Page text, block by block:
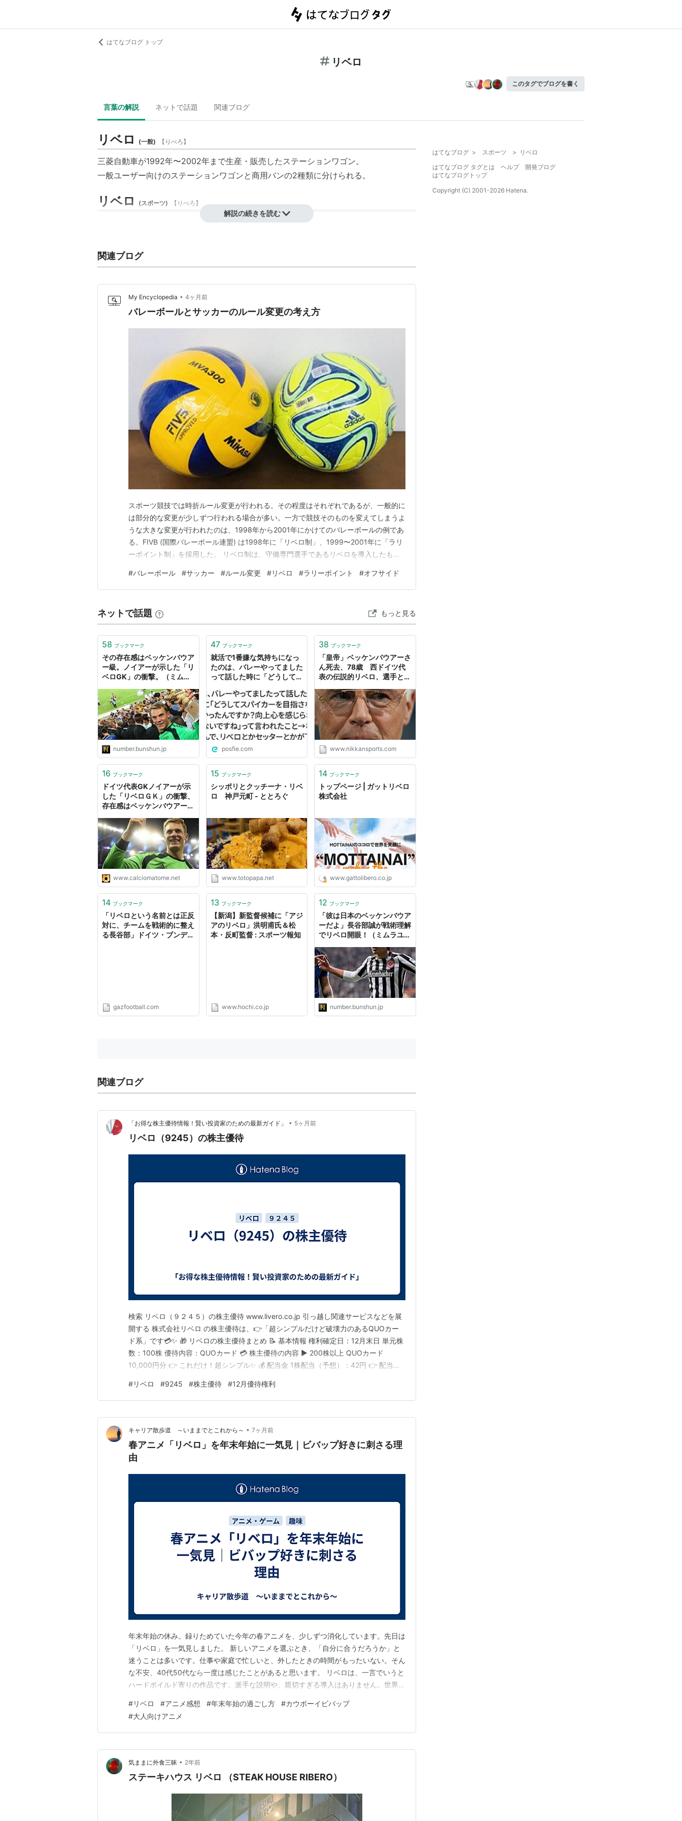
はてなブログ トップ
リベロ
このタグでブログを書く
言葉の解説 ネットで話題 関連ブログ
リベロ (一般) 【 りべろ】
三菱自動車が1992年〜2002年まで生産・販売したステーションワゴン。
一般ユーザー向けのステーションワゴンと商用バンの2種類に分けられる。
リベロ (スポーツ) 【 りべろ】
サッカーにおけるセンターバックの別名で、DFラインを統率し、攻撃にも参加する
プレーヤーを表す。フランツ・ベッケンバウアーが元祖。
6人制バレーボールにおける守備専門ポジション。後衛のプレーヤーとしてのみ試合
に参加し、後衛にいるどのプレーヤーとも交代することができるが、サーブやブロッ
クをすることはできない。その他のプレーヤーと異なった色のユニフォームを着用す
解説の続きを読む
関連ブログ
My Encyclopedia • 4ヶ月前
バレーボールとサッカーのルール変更の考え方
スポーツ競技では時折ルール変更が行われる。その程度はそれぞれであるが、一般的に
は部分的な変更が少しずつ行われる場合が多い。一方で競技そのものを変えてしまうよ
うな大きな変更が行われたのは、1998年から2001年にかけてのバレーボールの例であ
る。FIVB (国際バレーボール連盟) は1998年に「リベロ制」、1999〜2001年に「ラリ
ーポイント制」を採用した。 リベロ制は、守備専門選手であるリベロを導入したもの
があった。リベロの登場でレシーブ専門の選手が参加できるようになり、ラリーが続き
やすく観戦もさらに盛り上がるよ…
#バレーボール #サッカー #ルール変更 #リベロ #ラリーポイント #オフサイド
ネットで話題 もっと見る
58 ブックマーク
その存在感はベッケンバウア
ー級。ノイアーが示した「リ
ベロGK」の衝撃。（ミムラ
number.bunshun.jp
47 ブックマーク
就活で1番嫌な気持ちになっ
たのは、バレーやってました
って話した時に「どうしてス
ですか？向上心を感じられな
いですね」って言われたこと
→なんで、リベロとかセッタ
ーとかが下でアタッカーが上
なんだと
posfie.com
38 ブックマーク
「皇帝」ベッケンバウアーさ
ん死去、78歳 西ドイツ代
表の伝説的リベロ、選手と監
: 日刊スポーツ
www.nikkansports.com
16 ブックマーク
ドイツ代表GKノイアーが示
した「リベロＧＫ」の衝撃、
存在感はベッケンバウアー
ルを構築か？
www.calciomatome.net
15 ブックマーク
シッポリとクッチーナ・リベ
ロ 神戸元町 - ととろぐ
www.totopapa.net
14 ブックマーク
トップページ | ガットリベロ
株式会社
www.gattolibero.co.jp
14 ブックマーク
「リベロという名前とは正反
対に、チームを戦術的に整え
る長谷部」ドイツ・ブンデス
gazfootball.com
13 ブックマーク
【新潟】新監督候補に「アジ
アのリベロ」洪明甫氏＆松
本・反町監督 : スポーツ報知
www.hochi.co.jp
12 ブックマーク
「彼は日本のベッケンバウア
ーだよ」長谷部誠が戦術理解
でリベロ開眼！（ミムラユウ
number.bunshun.jp
関連ブログ
「お得な株主優待情報！賢い投資家のための最新ガイド」 • 5ヶ月前
リベロ（9245）の株主優待
検索 リベロ（９２４５）の株主優待 www.livero.co.jp 引っ越し関連サービスなどを展
開する 株式会社リベロ の株主優待は、👉「超シンプルだけど破壊力のあるQUOカー
ド系」です💳✨ 🎁 リベロの株主優待まとめ 📝 基本情報 権利確定日：12月末日 単元株
数：100株 優待内容：QUOカード 💳 株主優待の内容 ▶ 200株以上 QUOカード
10,000円分 👉 これだけ！超シンプル✨ 💰 配当金 1株配当（予想）：42円 👉 配当も
等レベル✔ 条件がシンプル（長期縛りなし）✔ 配当もそこそ…
#リベロ #9245 #株主優待 #12月優待権利
キャリア散歩道 ～いままでとこれから～ • 7ヶ月前
春アニメ「リベロ」を年末年始に一気見｜ビバップ好きに刺さる理
由
年末年始の休み。録りためていた今年の春アニメを、少しずつ消化しています。先日は
「リベロ」を一気見しました。 新しいアニメを選ぶとき、「自分に合うだろうか」と
迷うことは多いです。仕事や家庭で忙しいと、外したときの時間がもったいない。そん
な不安、40代50代なら一度は感じたことがあると思います。 リベロは、一言でいうと
ハードボイルド寄りの作品です。派手な説明や、親切すぎる導入はありません。世界観
のは、監督の過去作、「カウボーイビバップ」のDNAです。雰囲気や間の取り方、キ
ャラクターの立たせ方に、どこか共通点があります。た…
#リベロ #アニメ感想 #年末年始の過ごし方 #カウボーイビバップ
#大人向けアニメ
気ままに外食三昧 • 2年前
ステーキハウス リベロ （STEAK HOUSE RIBERO）
はてなブログ > スポーツ >
リベロ
はてなブログ タグとは
ヘルプ
開発ブログ
はてなブログトップ
Copyright (C) 2001-2026 Hatena.